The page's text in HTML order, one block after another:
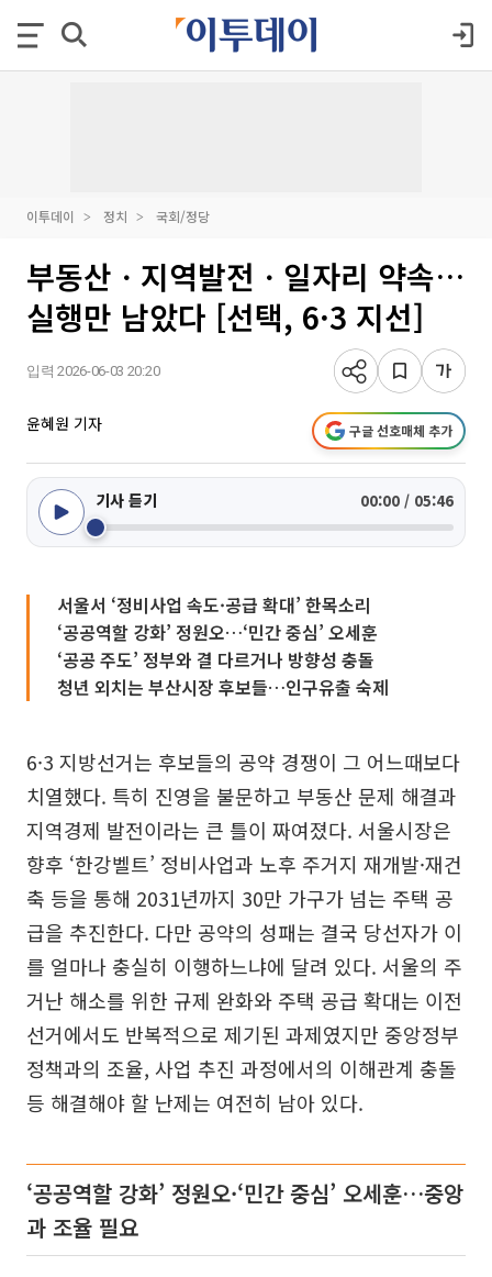
이투데이 정치 국회/정당
부동산ㆍ지역발전ㆍ일자리 약속…
실행만 남았다 [선택, 6·3 지선]
입력 2026-06-03 20:20
윤혜원 기자 구글 선호매체 추가
기사 듣기 00:00 / 05:46
서울서 ‘정비사업 속도·공급 확대’ 한목소리
‘공공역할 강화’ 정원오…‘민간 중심’ 오세훈
‘공공 주도’ 정부와 결 다르거나 방향성 충돌
청년 외치는 부산시장 후보들…인구유출 숙제
6·3 지방선거는 후보들의 공약 경쟁이 그 어느때보다
치열했다. 특히 진영을 불문하고 부동산 문제 해결과
지역경제 발전이라는 큰 틀이 짜여졌다. 서울시장은
향후 ‘한강벨트’ 정비사업과 노후 주거지 재개발·재건
축 등을 통해 2031년까지 30만 가구가 넘는 주택 공
급을 추진한다. 다만 공약의 성패는 결국 당선자가 이
를 얼마나 충실히 이행하느냐에 달려 있다. 서울의 주
거난 해소를 위한 규제 완화와 주택 공급 확대는 이전
선거에서도 반복적으로 제기된 과제였지만 중앙정부
정책과의 조율, 사업 추진 과정에서의 이해관계 충돌
등 해결해야 할 난제는 여전히 남아 있다.
‘공공역할 강화’ 정원오·‘민간 중심’ 오세훈…중앙
과 조율 필요